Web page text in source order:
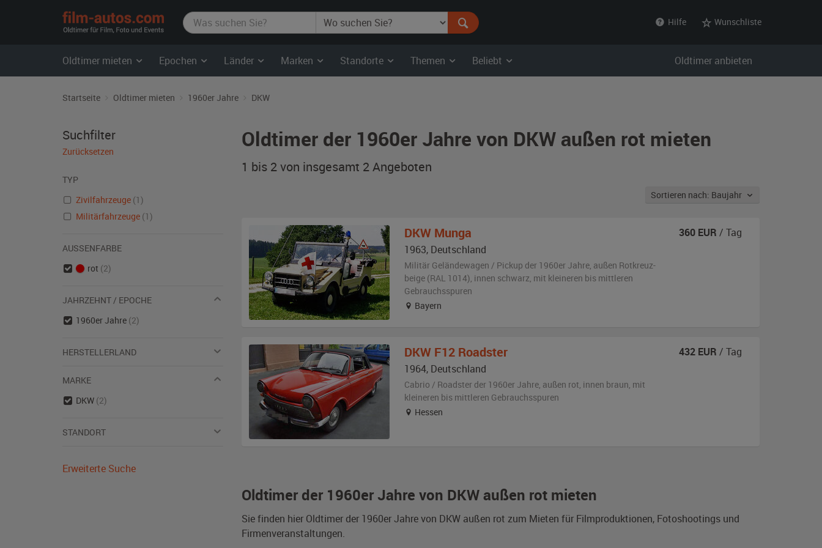
film-
autos.com
Hilfe Wunschliste
Oldtimer mieten Epochen Länder Marken Standorte Themen Beliebt Oldtimer anbieten
Startseite Oldtimer mieten 1960er Jahre DKW
Oldtimer der 1960er Jahre von DKW außen rot mieten
1 bis 2 von insgesamt 2Angeboten
Sortieren nach: Baujahr
Oldtimer der 1960er Jahre von DKW außen rot mieten
Sie finden hier Oldtimer der 1960er Jahre von DKW außen rot zum Mieten für Filmproduktionen, Fotoshootings und
Firmenveranstaltungen.
DKW Munga
1963, Deutschland
Militär Geländewagen / Pickup der 1960er Jahre, außen Rotkreuz-
beige (RAL 1014), innen schwarz, mit kleineren bis mittleren
Gebrauchsspuren
Bayern
360 EUR / Tag
DKW F12 Roadster
1964, Deutschland
Cabrio / Roadster der 1960er Jahre, außen rot, innen braun, mit
kleineren bis mittleren Gebrauchsspuren
Hessen
432 EUR / Tag
Suchfilter
Zurücksetzen
TYP
Zivilfahrzeuge (1)
Militärfahrzeuge (1)
AUSSENFARBE
rot (2)
JAHRZEHNT / EPOCHE
1960er Jahre (2)
HERSTELLERLAND
MARKE
DKW (2)
STANDORT
Erweiterte Suche